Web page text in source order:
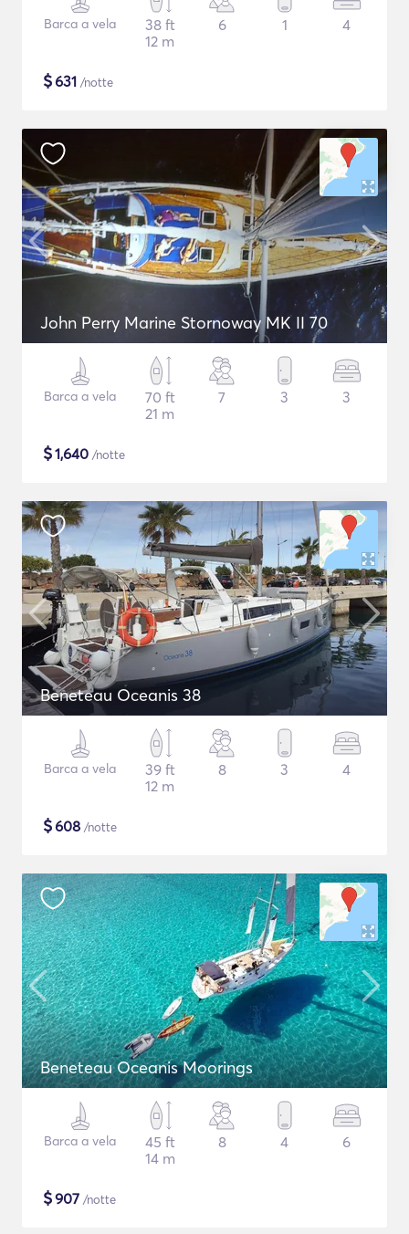
Barca a vela
38 ft
12 m
6 1 4
$631 /notte
John Perry Marine Stornoway MK II 70
Barca a vela
70 ft
21 m
7 3 3
$1,640 /notte
Beneteau Oceanis 38
Barca a vela
39 ft
12 m
8 3 4
$608 /notte
Beneteau Oceanis Moorings
Barca a vela
45 ft
14 m
8 4 6
$907 /notte